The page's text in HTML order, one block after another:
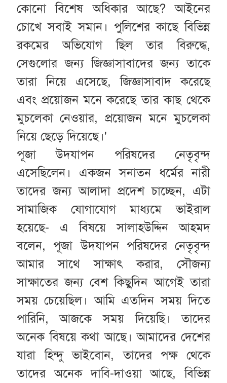
কোনো বিশেষ অধিকার আছে? আইনের
চোখে সবাই সমান। পুলিশের কাছে বিভিন্ন
রকমের অভিযোগ ছিল তার বিরুদ্ধে,
সেগুলোর জন্য জিজ্ঞাসাবাদের জন্য তাকে
তারা নিয়ে এসেছে, জিজ্ঞাসাবাদ করেছে
এবং প্রয়োজন মনে করেছে তার কাছ থেকে
মুচলেকা নেওয়ার, প্রয়োজন মনে মুচলেকা
নিয়ে ছেড়ে দিয়েছে।'
পূজা উদযাপন পরিষদের নেতৃবৃন্দ
এসেছিলেন। একজন সনাতন ধর্মের নারী
তাদের জন্য আলাদা প্রদেশ চাচ্ছেন, এটা
সামাজিক যোগাযোগ মাধ্যমে ভাইরাল
হয়েছে- এ বিষয়ে সালাহউদ্দিন আহমদ
বলেন, পূজা উদযাপন পরিষদের নেতৃবৃন্দ
আমার সাথে সাক্ষাৎ করার, সৌজন্য
সাক্ষাতের জন্য বেশ কিছুদিন আগেই তারা
সময় চেয়েছিল। আমি এতদিন সময় দিতে
পারিনি, আজকে সময় দিয়েছি। তাদের
অনেক বিষয়ে কথা আছে। আমাদের দেশের
যারা হিন্দু ভাইবোন, তাদের পক্ষ থেকে
তাদের অনেক দাবি-দাওয়া আছে, বিভিন্ন